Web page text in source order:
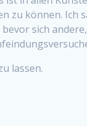
zu können. Ich
bevor sich
lassen.